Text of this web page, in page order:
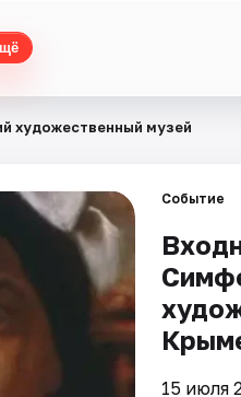
художественный музей
Событие
15 июля